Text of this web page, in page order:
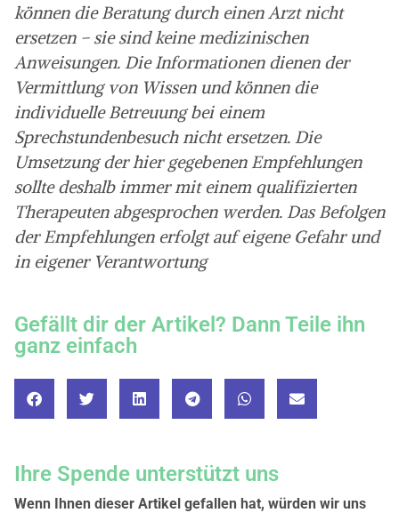
können die Beratung durch einen Arzt nicht
ersetzen – sie sind keine medizinischen
Anweisungen. Die Informationen dienen der
Vermittlung von Wissen und können die
individuelle Betreuung bei einem
Sprechstundenbesuch nicht ersetzen. Die
Umsetzung der hier gegebenen Empfehlungen
sollte deshalb immer mit einem qualifizierten
Therapeuten abgesprochen werden. Das Befolgen
der Empfehlungen erfolgt auf eigene Gefahr und
in eigener Verantwortung
Gefällt dir der Artikel? Dann Teile ihn
ganz einfach
Ihre Spende unterstützt uns
Wenn Ihnen dieser Artikel gefallen hat, würden wir uns